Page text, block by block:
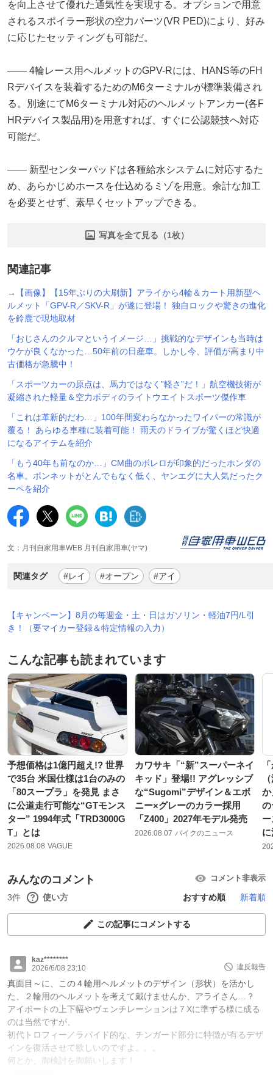
を向上させて優れた通気性を実現する。オプションで用意
されるスポイラー形状の空力パーツ(VR PED)により、好み
に応じたセッティングも可能だ。
―― 4輪レース用ヘルメットのGPV-Rには、HANS等のFH
Rデバイスを装着するためのM6ターミナルが標準装備され
る。別途にてM6ターミナル対応のヘルメットアンカー(各F
HRデバイス製品用)を用意すれば、すぐに公認競技へ対応
可能だ。
―― 新型センターパッドは各種給水システムに対応するた
め、あらかじめホースを仕込めるミゾを用意。余計な加工
を必要とせず、素早くセットアップできる。
写真を全て見る（1枚）
関連記事
→【画像】【15年ぶりの大刷新】アライから4輪＆カート用新型ヘ
ルメット「GPV-R／SKV-R」が遂に登場！ 独自ロックや驚きの進化
を鈴鹿で現地取材
「おじさんのクルマというイメージ…」挑戦的なデザインも当時は
ウケが良くなかった…50年前の日産車。しかし今、評価が高まり中
古価格が急騰中！
「スポーツカーの原点は、馬力ではなく”軽さ”だ！」航空機技術が
凝縮された軽量＆空力ボディのライトウエイトスポーツ傑作車
「これは革新的だわ…」100年間変わらなかったワイパーの常識が
覆る！ あらゆる車種に装着可能！ 雨天のドライブが驚くほど快適
になるアイテムを紹介
「もう40年も前なのか…」CM曲のボレロが印象的だったホンダの
名車。ボンネットがとんでもなく低く、ヤンエグに大人気だったク
ーペを紹介
文：月刊自家用車WEB 月刊自家用車(ヤマ)
関連タグ #レイ #オープン #アイ
【キャンペーン】8月の毎週金・土・日はガソリン・軽油7円/L引
き！（要マイカー登録＆特定情報の入力）
こんな記事も読まれています
予想価格は1億円超え!? 世界
で35台 米国仕様は1台のみの
「80スープラ」を発見 まさ
に公道走行可能な“GTモンス
ター” 1994年式「TRD3000G
T」とは
2026.08.08 VAGUE
カワサキ「“新”スーパーネイ
キッド」登場!! アグレッシブ
な“Sugomi”デザイン＆エボ
ニー×グレーのカラー採用
「Z400」2027年モデル発売
2026.08.07 バイクのニュース
の
みんなのコメント コメント非表示
3件 使い方 おすすめ順 新着順
この記事にコメントする
kaz********
2026/6/08 23:10
違反報告
真面目～に、この４輪用ヘルメットのデザイン（形状）を活かし
た、２輪用のヘルメットを考えて戴けませんか、アライさん…？
アイポートの上下幅やヴェンチレーションは７Xに準ずる様に成る
のは当然ですが、
初代トロフィー／ラパイド的な、チンガード部分に特徴が有るデザ
インを復活させて欲しいのですよ。。。
何とか、御検討を御願いします！